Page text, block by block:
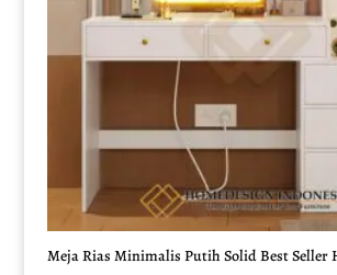
Meja Rias Minimalis Putih Solid Best Seller